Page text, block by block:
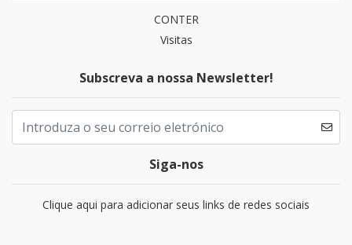
CONTER
Visitas
Subscreva a nossa Newsletter!
Siga-nos
Clique aqui para adicionar seus links de redes sociais